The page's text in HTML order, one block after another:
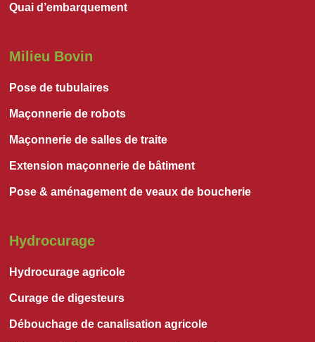
Quai d’embarquement
Milieu Bovin
Pose de tubulaires
Maçonnerie de robots
Maçonnerie de salles de traite
Extension maçonnerie de bâtiment
Pose & aménagement de veaux de boucherie
Hydrocurage
Hydrocurage agricole
Curage de digesteurs
Débouchage de canalisation agricole